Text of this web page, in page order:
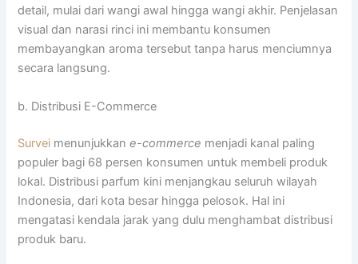
detail, mulai dari wangi awal hingga wangi akhir. Penjelasan
visual dan narasi rinci ini membantu konsumen
membayangkan aroma tersebut tanpa harus menciumnya
secara langsung.
b. Distribusi E-Commerce
Survei menunjukkane-commerce menjadi kanal paling
populer bagi 68 persen konsumen untuk membeli produk
lokal. Distribusi parfum kini menjangkau seluruh wilayah
Indonesia, dari kota besar hingga pelosok. Hal ini
mengatasi kendala jarak yang dulu menghambat distribusi
produk baru.